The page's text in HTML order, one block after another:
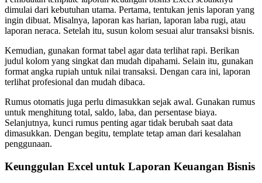
dimulai dari kebutuhan utama. Pertama, tentukan jenis laporan yang
ingin dibuat. Misalnya, laporan kas harian, laporan laba rugi, atau
laporan neraca. Setelah itu, susun kolom sesuai alur transaksi bisnis.
Kemudian, gunakan format tabel agar data terlihat rapi. Berikan
judul kolom yang singkat dan mudah dipahami. Selain itu, gunakan
format angka rupiah untuk nilai transaksi. Dengan cara ini, laporan
terlihat profesional dan mudah dibaca.
Rumus otomatis juga perlu dimasukkan sejak awal. Gunakan rumus
untuk menghitung total, saldo, laba, dan persentase biaya.
Selanjutnya, kunci rumus penting agar tidak berubah saat data
dimasukkan. Dengan begitu, template tetap aman dari kesalahan
penggunaan.
Keunggulan Excel untuk Laporan Keuangan Bisnis